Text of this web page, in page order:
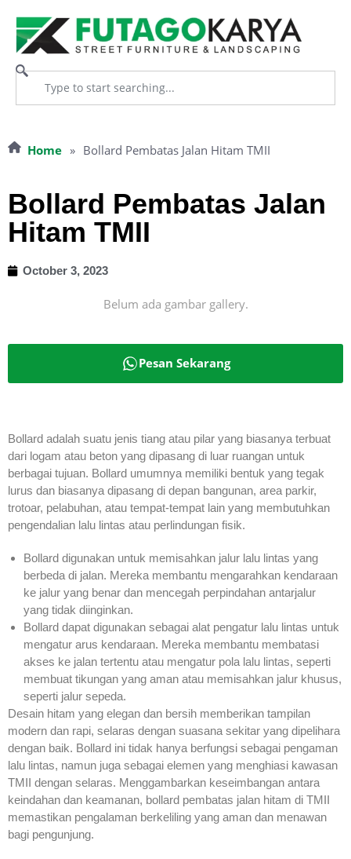
Home » Bollard Pembatas Jalan Hitam TMII
Bollard Pembatas Jalan
Hitam TMII
October 3, 2023
Belum ada gambar gallery.
Pesan Sekarang
Bollard adalah suatu jenis tiang atau pilar yang biasanya terbuat
dari logam atau beton yang dipasang di luar ruangan untuk
berbagai tujuan. Bollard umumnya memiliki bentuk yang tegak
lurus dan biasanya dipasang di depan bangunan, area parkir,
trotoar, pelabuhan, atau tempat-tempat lain yang membutuhkan
pengendalian lalu lintas atau perlindungan fisik.
Bollard digunakan untuk memisahkan jalur lalu lintas yang
berbeda di jalan. Mereka membantu mengarahkan kendaraan
ke jalur yang benar dan mencegah perpindahan antarjalur
yang tidak diinginkan.
Bollard dapat digunakan sebagai alat pengatur lalu lintas untuk
mengatur arus kendaraan. Mereka membantu membatasi
akses ke jalan tertentu atau mengatur pola lalu lintas, seperti
membuat tikungan yang aman atau memisahkan jalur khusus,
seperti jalur sepeda.
Desain hitam yang elegan dan bersih memberikan tampilan
modern dan rapi, selaras dengan suasana sekitar yang dipelihara
dengan baik. Bollard ini tidak hanya berfungsi sebagai pengaman
lalu lintas, namun juga sebagai elemen yang menghiasi kawasan
TMII dengan selaras. Menggambarkan keseimbangan antara
keindahan dan keamanan, bollard pembatas jalan hitam di TMII
memastikan pengalaman berkeliling yang aman dan menawan
bagi pengunjung.